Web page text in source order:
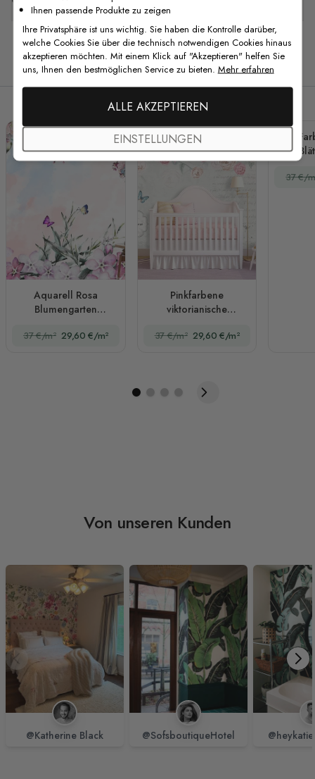
Verwandte Produkte
Aquarell Rosa
Blumengarten
37 €/m² 29,60 €/m²
Pinkfarbene
viktorianische
Fototapete
37 €/m² 29,60 €/m²
37 €/
Von unseren Kunden
@Katherine Black @SofsboutiqueHotel
Ihnen passende Produkte zu zeigen
Ihre Privatsphäre ist uns wichtig. Sie haben die Kontrolle darüber,
welche Cookies Sie über die technisch notwendigen Cookies hinaus
akzeptieren möchten. Mit einem Klick auf "Akzeptieren" helfen Sie
uns, Ihnen den bestmöglichen Service zu bieten. Mehr erfahren
ALLE AKZEPTIEREN
EINSTELLUNGEN